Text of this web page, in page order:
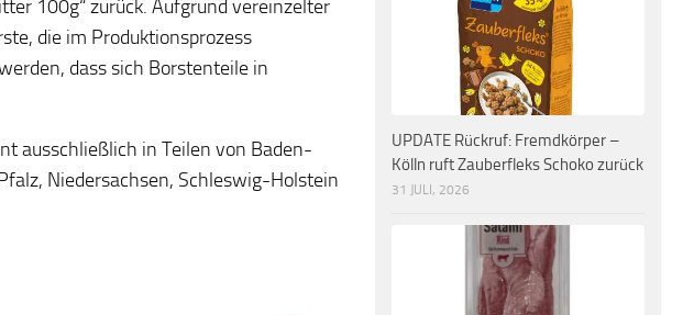
100g“ zurück. Aufgrund vereinzelter
die im Produktionsprozess
dass sich Borstenteile in
ausschließlich in Teilen von Baden-
Niedersachsen, Schleswig-Holstein
UPDATE Rückruf: Fremdkörper –
Kölln ruft Zauberfleks Schoko zurück
31 JULI, 2026